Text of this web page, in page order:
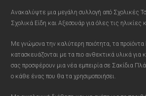
Ανακαλύψτε μια μεγάλη συλλογή από Σχολικές
Σχολικά Είδη και Αξεσουάρ για όλες τις ηλικίες
Με γνώμονα την καλύτερη ποιότητα, τα προϊόντα
κατασκευάζονται με τα πιο ανθεκτικά υλικά για
σας προσφέρουν μια νέα εμπειρία σε Σακίδια
ο κάθε ένας που θα τα χρησιμοποιήσει.